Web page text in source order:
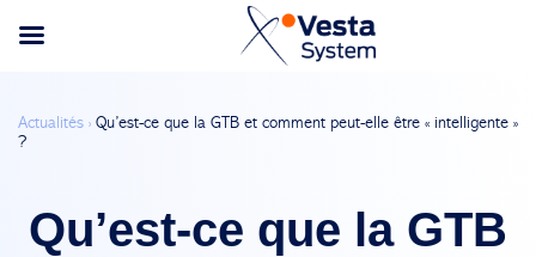
Actualités › Qu’est-ce que la GTB et comment peut-elle être « intelligente »
?
Qu’est-ce que la GTB